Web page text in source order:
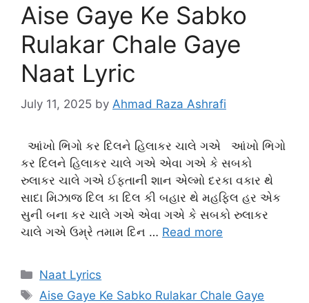
Aise Gaye Ke Sabko
Rulakar Chale Gaye
Naat Lyric
July 11, 2025 by Ahmad Raza Ashrafi
આંખો ભિગો કર દિલને હિલાકર ચાલે ગએ આંખો ભિગો
કર દિલને હિલાકર ચાલે ગએ એવા ગએ કે સબકો
રુલાકર ચાલે ગએ ઈફ્તાની શાન એલ્મો દરકા વકાર થે
સાદા મિઝાજ દિલ કા દિલ કી બહાર થે મહફિલ હર એક
સુની બના કર ચાલે ગએ એવા ગએ કે સબકો રુલાકર
ચાલે ગએ ઉમ્રે તમામ દિન … Read more
Categories
Naat Lyrics
Tags
Aise Gaye Ke Sabko Rulakar Chale Gaye